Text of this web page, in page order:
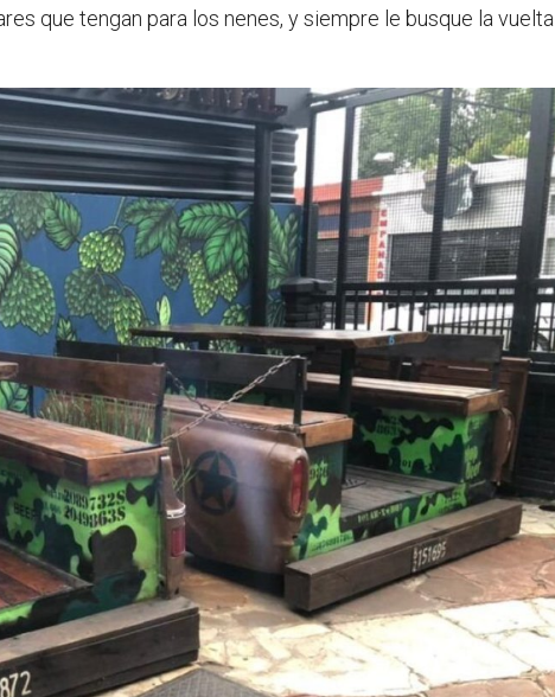
que tengan para los nenes, y siempre le busque la vuelta